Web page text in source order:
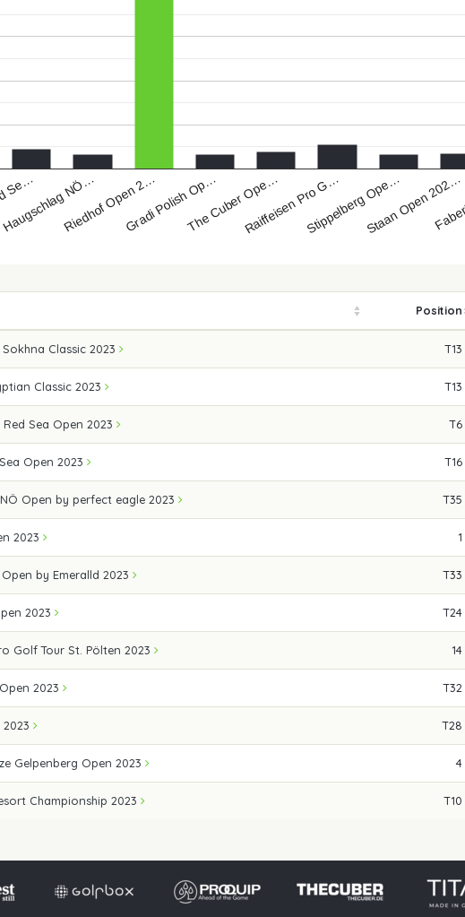
Se…
Haugschlag NÖ…Riedhof Open 2…Gradi Polish Op…The Cuber Ope…Raiffeisen Pro G…Stippelberg Ope…Staan Open 202…
Position
Sokhna Classic 2023 T13
Classic 2023 T13
Red Sea Open 2023 T6
Sea Open 2023 T16
Open by perfect eagle 2023 T35
2023 1
Open by Emeralld 2023 T33
2023 T24
Golf Tour St. Pölten 2023 14
2023 T32
2023 T28
Gelpenberg Open 2023 4
Championship 2023 T10